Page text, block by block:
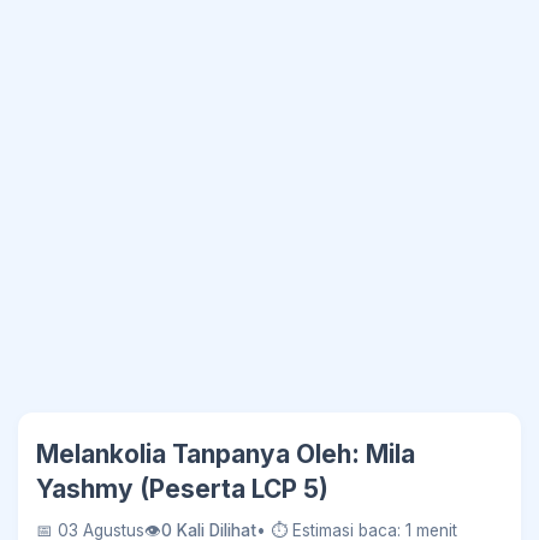
Melankolia Tanpanya Oleh: Mila
Yashmy (Peserta LCP 5)
📅 03 Agustus👁0 Kali Dilihat• ⏱ Estimasi baca: 1 menit